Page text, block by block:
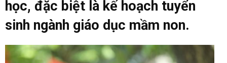
học, đặc biệt là kế hoạch tuyển
sinh ngành giáo dục mầm non.